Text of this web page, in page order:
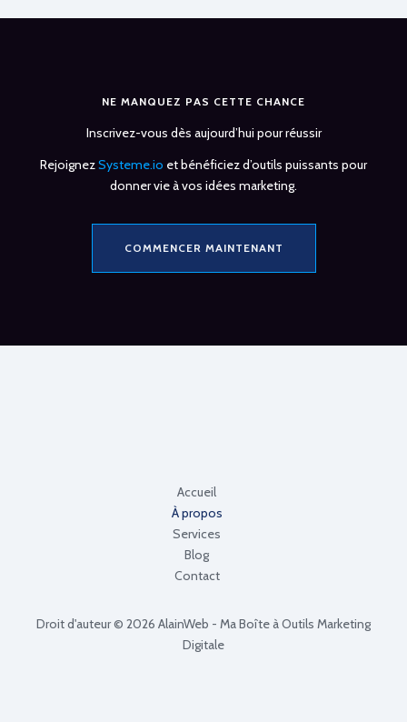
NE MANQUEZ PAS CETTE CHANCE
Inscrivez-vous dès aujourd’hui pour réussir
RejoignezSysteme.io et bénéficiez d’outils puissants pour
donner vie à vos idées marketing.
COMMENCER MAINTENANT
Accueil
À propos
Services
Blog
Contact
Droit d'auteur © 2026 AlainWeb - Ma Boîte à Outils Marketing
Digitale